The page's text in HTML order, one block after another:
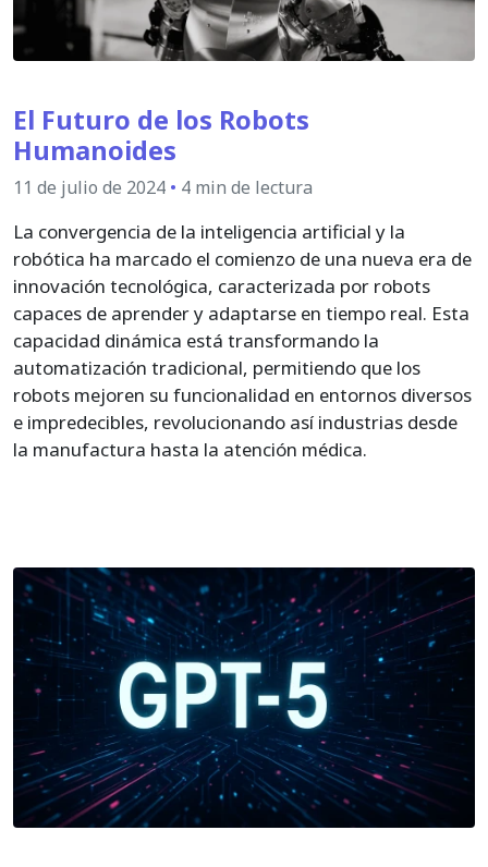
El Futuro de los Robots
Humanoides
11 de julio de 2024 • 4 min de lectura
La convergencia de la inteligencia artificial y la
robótica ha marcado el comienzo de una nueva era de
innovación tecnológica, caracterizada por robots
capaces de aprender y adaptarse en tiempo real. Esta
capacidad dinámica está transformando la
automatización tradicional, permitiendo que los
robots mejoren su funcionalidad en entornos diversos
e impredecibles, revolucionando así industrias desde
la manufactura hasta la atención médica.